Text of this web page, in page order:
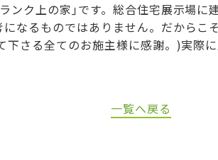
ンク上の家｣です。総合住宅展示場
なるものではありません。だから
さる全てのお施主様に感謝。)実際
一覧へ戻る